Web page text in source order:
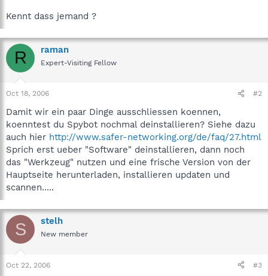
Kennt dass jemand ?
R raman
Expert-Visiting Fellow
Oct 18, 2006 #2
Damit wir ein paar Dinge ausschliessen koennen,
koenntest du Spybot nochmal deinstallieren? Siehe dazu
auch hier http://www.safer-networking.org/de/faq/27.html
Sprich erst ueber "Software" deinstallieren, dann noch
das "Werkzeug" nutzen und eine frische Version von der
Hauptseite herunterladen, installieren updaten und
scannen.....
S stelh
New member
Oct 22, 2006 #3